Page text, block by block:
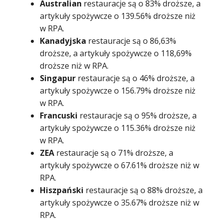
Australian restauracje są o 83% droższe, a
artykuły spożywcze o 139.56% droższe niż
w RPA.
Kanadyjska restauracje są o 86,63%
droższe, a artykuły spożywcze o 118,69%
droższe niż w RPA.
Singapur restauracje są o 46% droższe, a
artykuły spożywcze o 156.79% droższe niż
w RPA.
Francuski restauracje są o 95% droższe, a
artykuły spożywcze o 115.36% droższe niż
w RPA.
ZEA restauracje są o 71% droższe, a
artykuły spożywcze o 67.61% droższe niż w
RPA.
Hiszpański restauracje są o 88% droższe, a
artykuły spożywcze o 35.67% droższe niż w
RPA.